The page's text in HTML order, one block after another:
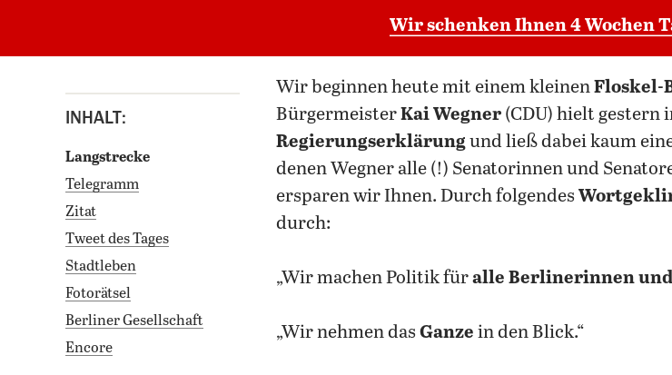
Wir schenken Ihnen 4 Wochen
INHALT:
Langstrecke
Telegramm
Zitat
Tweet des Tages
Stadtleben
Fotorätsel
Berliner Gesellschaft
Encore
Wir beginnen heute mit einem kleinenFloskel-
BürgermeisterKai Wegner (CDU) hielt gestern
Regierungserklärung und ließ dabei kaum
denen Wegner alle (!) Senatorinnen und
ersparen wir Ihnen. Durch folgendes
durch:
„Wir machen Politik füralle Berlinerinnen
„Wir nehmen dasGanze in den Blick.“